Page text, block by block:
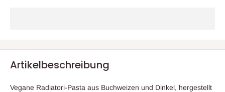
Artikelbeschreibung
Vegane Radiatori-Pasta aus Buchweizen und Dinkel, hergestellt